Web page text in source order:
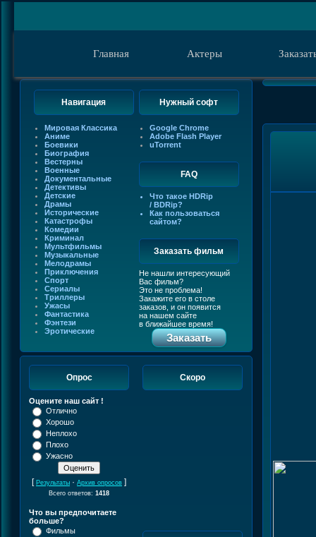
Главная Актеры
Навигация Нужный софт
Мировая Классика
Аниме
Боевики
Биография
Вестерны
Военные
Документальные
Детективы
Детские
Драмы
Исторические
Катастрофы
Комедии
Криминал
Мультфильмы
Музыкальные
Мелодрамы
Приключения
Спорт
Сериалы
Триллеры
Ужасы
Фантастика
Фэнтези
Эротические
Google Chrome
Adobe Flash Player
uTorrent
FAQ
Что такое HDRip
/ BDRip?
Как пользоваться
сайтом?
Заказать фильм
Не нашли интересующий
Вас фильм?
Это не проблема!
Закажите его в столе
заказов, и он появится
на нашем сайте
в ближайшее время!
Заказать
Опрос
Оцените наш сайт !
Отлично
Хорошо
Неплохо
Плохо
Ужасно
[ Результаты · Архив опросов ]
Всего ответов: 1418
Что вы предпочитаете
больше?
Фильмы
Скоро